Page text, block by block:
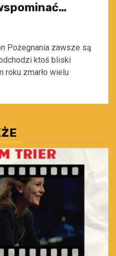
Pożegnania zawsze są
ktoś bliski
roku zmarło wielu